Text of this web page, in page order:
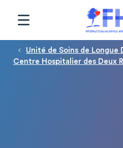
Fil d'Ariane
Unité de Soins de Longue
Centre Hospitalier des Deux
Panneau de gestion des